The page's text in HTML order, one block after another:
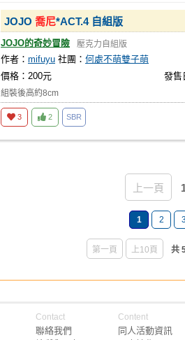
JOJO 喬尼*ACT.4 自組版
JOJO的奇妙冒險 壓克力自組版
作者： mifuyu 社團： 何處不萌雙子萌
價格：200元
發售
組裝後高約8cm
3 2 SBR
上一頁
1 2
第一頁 上10頁 共
Contact
聯絡我們
Content
同人活動資訊